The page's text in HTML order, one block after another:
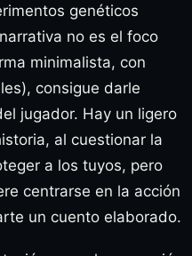
genéticos
no es el foco
minimalista, con
consigue darle
jugador. Hay un ligero
al cuestionar la
a los tuyos, pero
centrarse en la acción
un cuento elaborado.